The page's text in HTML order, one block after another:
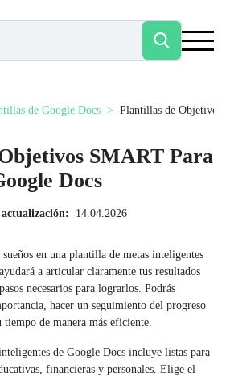
de Google Docs Plantillas de Objetivos
SMART Para
Docs
14.04.2026
en una plantilla de metas inteligentes
a articular claramente tus resultados
necesarios para lograrlos. Podrás
hacer un seguimiento del progreso
tiempo de manera más eficiente.
de Google Docs incluye listas para
financieras y personales. Elige el